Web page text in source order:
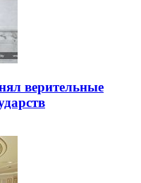
верительные